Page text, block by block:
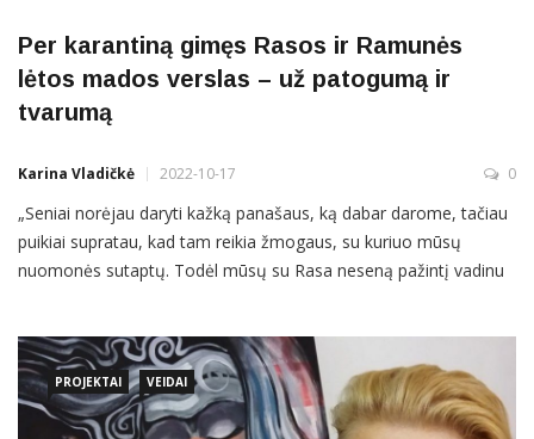
Per karantiną gimęs Rasos ir Ramunės
lėtos mados verslas – už patogumą ir
tvarumą
Karina Vladičkė 2022-10-17 0
„Seniai norėjau daryti kažką panašaus, ką dabar darome, tačiau
puikiai supratau, kad tam reikia žmogaus, su kuriuo mūsų
nuomonės sutaptų. Todėl mūsų su Rasa neseną pažintį vadinu
PROJEKTAI VEIDAI